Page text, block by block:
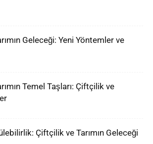
Geleceği: Yeni Yöntemler ve
Temel Taşları: Çiftçilik ve
Çiftçilik ve Tarımın Geleceği